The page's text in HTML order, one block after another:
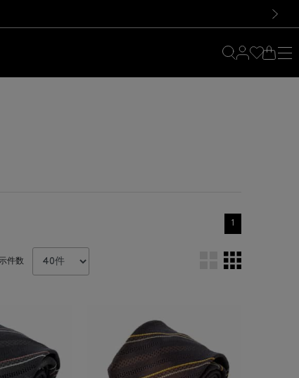
物の際は会員登録を！
物の際は会員登録を！
1
件数